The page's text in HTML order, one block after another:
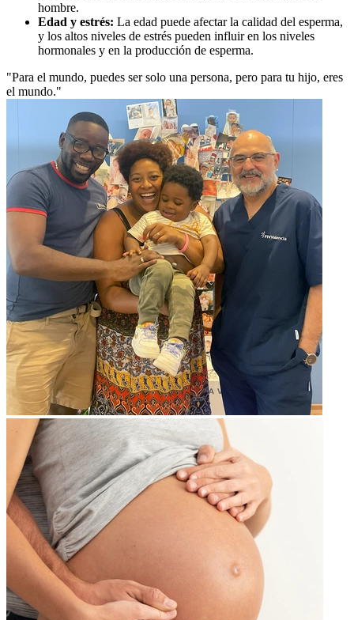
hombre.
Edad y estrés: La edad puede afectar la calidad del esperma,
y los altos niveles de estrés pueden influir en los niveles
hormonales y en la producción de esperma.
"Para el mundo, puedes ser solo una persona, pero para tu hijo, eres
el mundo."